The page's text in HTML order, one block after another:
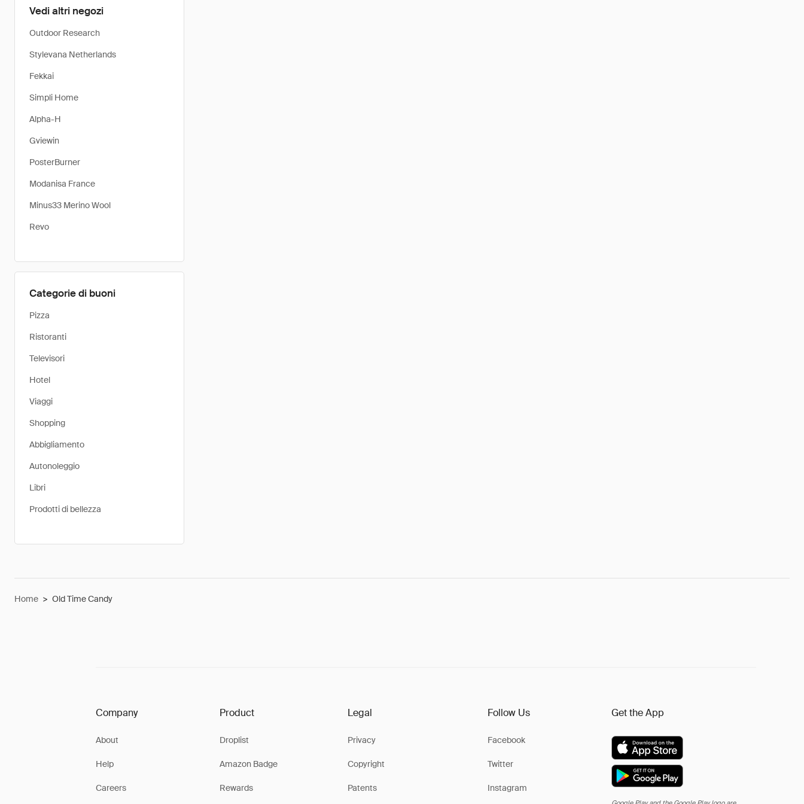
Vedi altri negozi
Outdoor Research
Stylevana Netherlands
Fekkai
Simpli Home
Alpha-H
Gviewin
PosterBurner
Modanisa France
Minus33 Merino Wool
Revo
Categorie di buoni
Pizza
Ristoranti
Televisori
Hotel
Viaggi
Shopping
Abbigliamento
Autonoleggio
Libri
Prodotti di bellezza
Home > Old Time Candy
Company
About
Help
Careers
Product
Droplist
Amazon Badge
Rewards
Legal
Privacy
Copyright
Patents
Follow Us
Facebook
Twitter
Instagram
Get the App